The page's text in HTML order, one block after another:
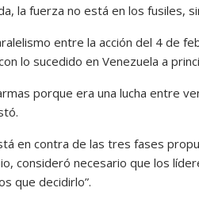
la fuerza no está en los fusiles,
entre la acción del 4 de
lo sucedido en Venezuela a
porque era una lucha entre
en contra de las tres fases
consideró necesario que los
que decidirlo”.